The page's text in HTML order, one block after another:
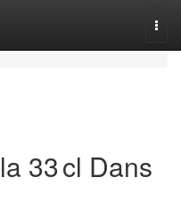
33 cl Dans